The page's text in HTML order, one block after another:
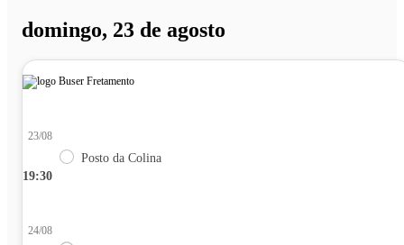
domingo, 23 de agosto
19:30
23/08
Posto da Colina
24/08